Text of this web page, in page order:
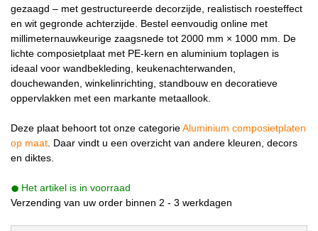
gezaagd – met gestructureerde decorzijde, realistisch roesteffect
en wit gegronde achterzijde. Bestel eenvoudig online met
millimeternauwkeurige zaagsnede tot 2000 mm × 1000 mm. De
lichte composietplaat met PE-kern en aluminium toplagen is
ideaal voor wandbekleding, keukenachterwanden,
douchewanden, winkelinrichting, standbouw en decoratieve
oppervlakken met een markante metaallook.
Deze plaat behoort tot onze categorieAluminium composietplaten
op maat . Daar vindt u een overzicht van andere kleuren, decors
en diktes.
Het artikel is in voorraad
Verzending van uw order binnen 2 - 3 werkdagen